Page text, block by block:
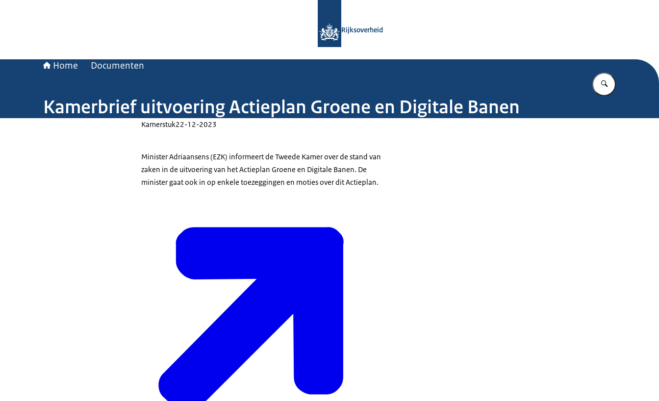
Rijksoverheid
Home Documenten
Vul in wat u
Kamerbrief uitvoering Actieplan Groene en Digitale Banen
Kamerstuk22-12-2023
Minister Adriaansens (EZK) informeert de Tweede Kamer over de stand van
zaken in de uitvoering van het Actieplan Groene en Digitale Banen. De
minister gaat ook in op enkele toezeggingen en moties over dit Actieplan.